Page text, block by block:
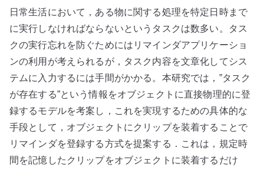
日常生活において，ある物に関する処理を特定日時まで
に実行しなければならないというタスクは数多い。タス
クの実行忘れを防ぐためにはリマインダアプリケーショ
ンの利用が考えられるが，タスク内容を文章化してシス
テムに入力するには手間がかかる。本研究では，”タスク
が存在する”という情報をオブジェクトに直接物理的に登
録するモデルを考案し，これを実現するための具体的な
手段として，オブジェクトにクリップを装着することで
リマインダを登録する方式を提案する．これは，規定時
間を記憶したクリップをオブジェクトに装着するだけ